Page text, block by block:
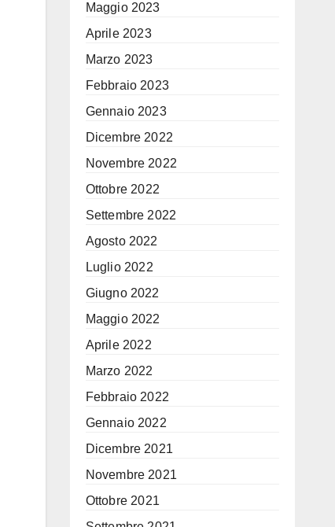
Maggio 2023
Aprile 2023
Marzo 2023
Febbraio 2023
Gennaio 2023
Dicembre 2022
Novembre 2022
Ottobre 2022
Settembre 2022
Agosto 2022
Luglio 2022
Giugno 2022
Maggio 2022
Aprile 2022
Marzo 2022
Febbraio 2022
Gennaio 2022
Dicembre 2021
Novembre 2021
Ottobre 2021